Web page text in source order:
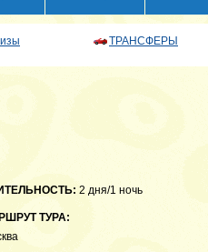
ТРАНСФЕРЫ
2 дня/1 ночь
ТУРА: